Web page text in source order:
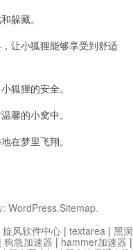
躲藏。
让小狐狸能够享受到舒适
狸的安全。
的小窝中。
梦里飞翔。
WordPress.Sitemap.
旋风软件中心 | textarea | 黑
| 狗急加速器 | hammer加速器